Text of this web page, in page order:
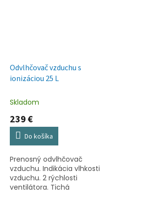
Odvlhčovač vzduchu s
ionizáciou 25 L
Skladom
239 €
Do košíka
Prenosný odvlhčovač
vzduchu. Indikácia vlhkosti
vzduchu. 2 rýchlosti
ventilátora. Tichá